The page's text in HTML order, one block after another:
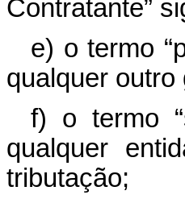
Contratante”
e) o termo
qualquer
f) o termo
qualquer
tributação;